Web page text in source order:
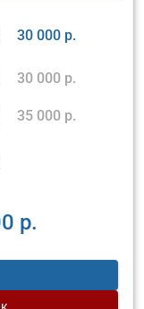
30 000 р.
30 000 р.
35 000 р.
р.